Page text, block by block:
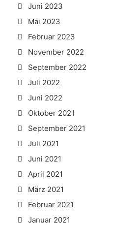
Juni 2023
Mai 2023
Februar 2023
November 2022
September 2022
Juli 2022
Juni 2022
Oktober 2021
September 2021
Juli 2021
Juni 2021
April 2021
März 2021
Februar 2021
Januar 2021